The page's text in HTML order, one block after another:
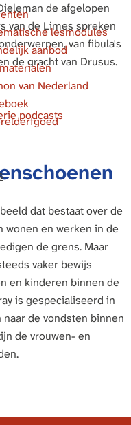
lesmodules
aanbod
van Nederland
de afgelopen
van de Limes spreken
van fibula's
de gracht van Drusus.
podcasts
dat bestaat over de
wonen en werken in de
de grens. Maar
vaker bewijs
en kinderen binnen de
is gespecialiseerd in
de vondsten binnen
de vrouwen- en